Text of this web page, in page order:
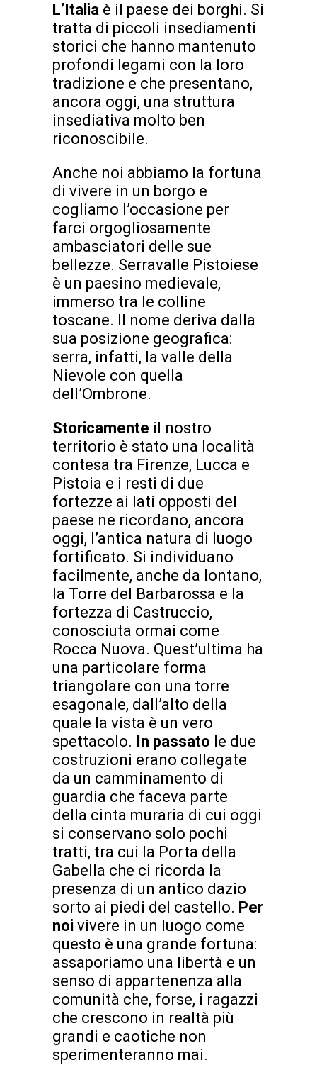
L’Italia è il paese dei borghi. Si
tratta di piccoli insediamenti
storici che hanno mantenuto
profondi legami con la loro
tradizione e che presentano,
ancora oggi, una struttura
insediativa molto ben
riconoscibile.
Anche noi abbiamo la fortuna
di vivere in un borgo e
cogliamo l’occasione per
farci orgogliosamente
ambasciatori delle sue
bellezze. Serravalle Pistoiese
è un paesino medievale,
immerso tra le colline
toscane. Il nome deriva dalla
sua posizione geografica:
serra, infatti, la valle della
Nievole con quella
dell’Ombrone.
Storicamente il nostro
territorio è stato una località
contesa tra Firenze, Lucca e
Pistoia e i resti di due
fortezze ai lati opposti del
paese ne ricordano, ancora
oggi, l’antica natura di luogo
fortificato. Si individuano
facilmente, anche da lontano,
la Torre del Barbarossa e la
fortezza di Castruccio,
conosciuta ormai come
Rocca Nuova. Quest’ultima ha
una particolare forma
triangolare con una torre
esagonale, dall’alto della
quale la vista è un vero
spettacolo. In passato le due
costruzioni erano collegate
da un camminamento di
guardia che faceva parte
della cinta muraria di cui oggi
si conservano solo pochi
tratti, tra cui la Porta della
Gabella che ci ricorda la
presenza di un antico dazio
sorto ai piedi del castello. Per
noi vivere in un luogo come
questo è una grande fortuna:
assaporiamo una libertà e un
senso di appartenenza alla
comunità che, forse, i ragazzi
che crescono in realtà più
grandi e caotiche non
sperimenteranno mai.